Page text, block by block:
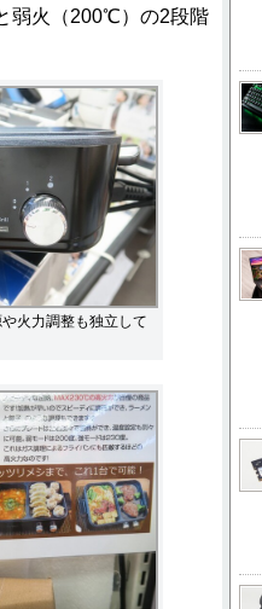
弱火（200℃）の2段階
火力調整も独立して